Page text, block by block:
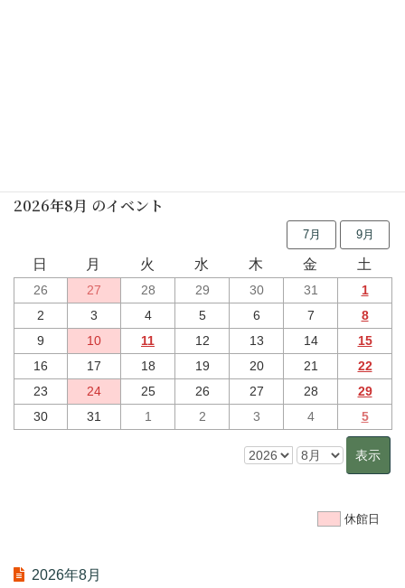
2026年8月 のイベント
7月 9月
日 月 火 水 木 金 土
26 27 28 29 30 31
1
2
3 4 5 6 7
8
9
10 11 12 13 14
15
16
17 18 19 20 21
22
23
24 25 26 27 28
29
30
31 1 2 3 4 5
休館日
2026年8月